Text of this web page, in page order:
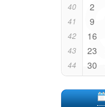
40 2
41 9
42 16
43 23
44 30